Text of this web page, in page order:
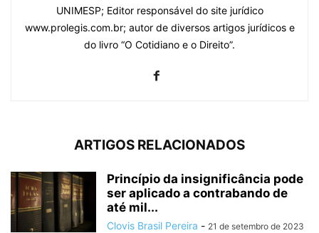
UNIMESP; Editor responsável do site jurídico
www.prolegis.com.br; autor de diversos artigos jurídicos e
do livro “O Cotidiano e o Direito”.
ARTIGOS RELACIONADOS
Princípio da insignificância pode
ser aplicado a contrabando de
até mil...
Clovis Brasil Pereira - 21 de setembro de 2023